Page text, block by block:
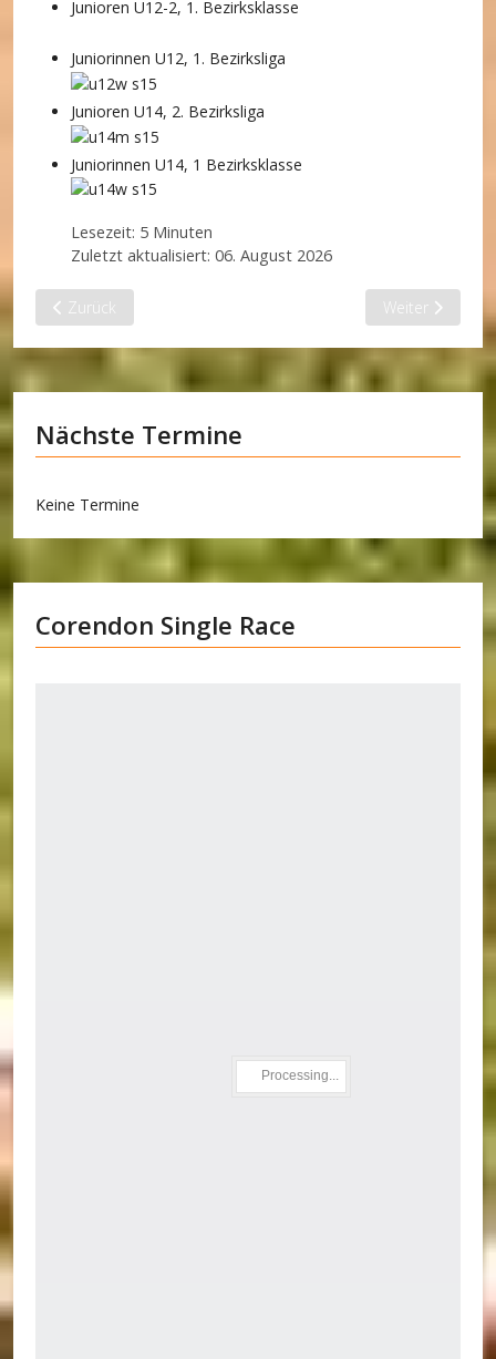
Junioren U12-2, 1. Bezirksklasse
Juniorinnen U12, 1. Bezirksliga
Junioren U14, 2. Bezirksliga
Juniorinnen U14, 1 Bezirksklasse
Lesezeit: 5 Minuten
Zuletzt aktualisiert: 06. August 2026
Vorheriger Beitrag: Mixed
Zurück Nächster
Weiter
Nächste Termine
Keine Termine
Corendon Single Race